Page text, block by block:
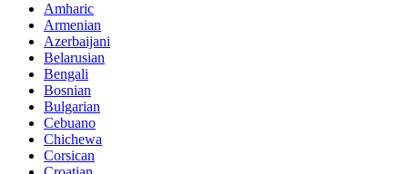
Amharic
Armenian
Azerbaijani
Belarusian
Bengali
Bosnian
Bulgarian
Cebuano
Chichewa
Corsican